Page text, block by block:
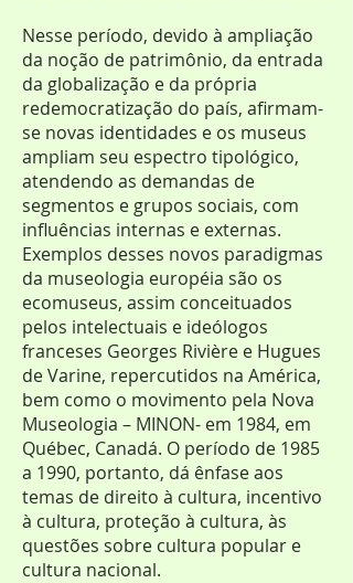
Nesse período, devido à ampliação
da noção de patrimônio, da entrada
da globalização e da própria
redemocratização do país, afirmam-
se novas identidades e os museus
ampliam seu espectro tipológico,
atendendo as demandas de
segmentos e grupos sociais, com
influências internas e externas.
Exemplos desses novos paradigmas
da museologia européia são os
ecomuseus, assim conceituados
pelos intelectuais e ideólogos
franceses Georges Rivière e Hugues
de Varine, repercutidos na América,
bem como o movimento pela Nova
Museologia – MINON- em 1984, em
Québec, Canadá. O período de 1985
a 1990, portanto, dá ênfase aos
temas de direito à cultura, incentivo
à cultura, proteção à cultura, às
questões sobre cultura popular e
cultura nacional.